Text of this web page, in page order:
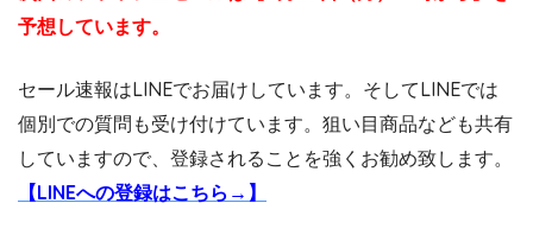
予想しています。
セール速報はLINEでお届けしています。そしてLINEでは
個別での質問も受け付けています。狙い目商品なども共有
していますので、登録されることを強くお勧め致します。
【LINEへの登録はこちら→】